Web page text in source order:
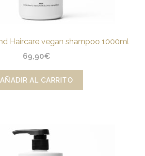
Haircare vegan shampoo 1000ml
69,90€
AÑADIR AL CARRITO